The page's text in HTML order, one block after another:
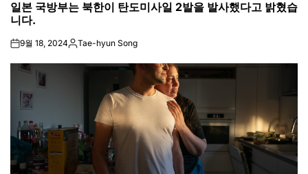
IN
일본 국방부는 북한이 탄도미사일 2발을 발사했다고 밝혔습
니다.
on9월 18, 2024Posted
Tae-hyun Song